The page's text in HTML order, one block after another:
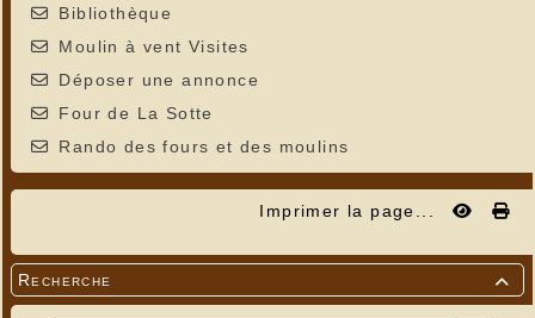
Bibliothèque
Moulin à vent Visites
Déposer une annonce
Four de La Sotte
Rando des fours et des moulins
Imprimer la page...

Recherche